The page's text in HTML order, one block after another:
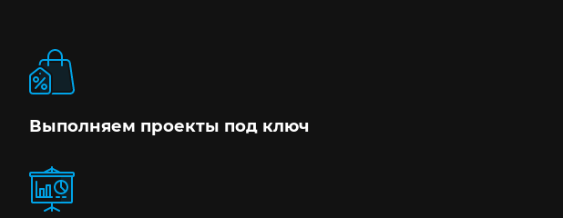
Выполняем проекты под ключ